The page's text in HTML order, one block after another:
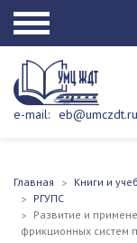
e-mail: eb@umczdt.ru
Главная Книги и
РГУПС
Развитие и
фрикционных систем